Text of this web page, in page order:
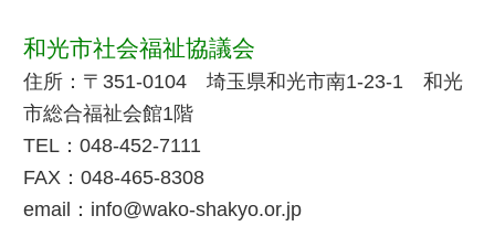
和光市社会福祉協議会
住所：〒351-0104 埼玉県和光市南1-23-1 和光
市総合福祉会館1階
TEL：048-452-7111
FAX：048-465-8308
email：info@wako-shakyo.or.jp